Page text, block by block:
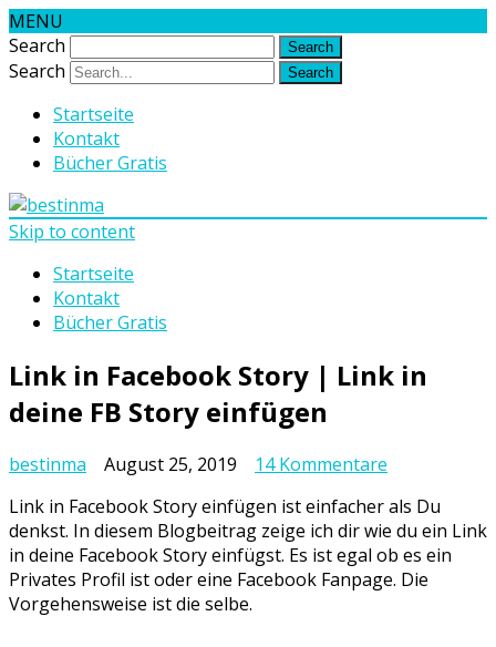
MENU
Search
Search
Startseite
Kontakt
Bücher Gratis
Skip to content
Startseite
Kontakt
Bücher Gratis
Link in Facebook Story | Link in
deine FB Story einfügen
bestinma August 25, 2019 14 Kommentare
in
Facebook
Story
|
Link in Facebook Story einfügen ist einfacher als Du
denkst. In diesem Blogbeitrag zeige ich dir wie du ein Link
in deine Facebook Story einfügst. Es ist egal ob es ein
Privates Profil ist oder eine Facebook Fanpage. Die
Vorgehensweise ist die selbe.